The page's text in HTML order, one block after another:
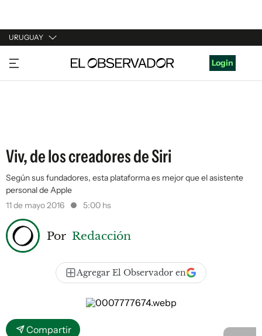
URUGUAY
URUGUAY
ARGENTINA
Login
Viv, de los creadores de Siri
Según sus fundadores, esta plataforma es mejor que el asistente
personal de Apple
11 de mayo 2016
5:00 hs
Por Redacción
Agregar El Observador en
Compartir